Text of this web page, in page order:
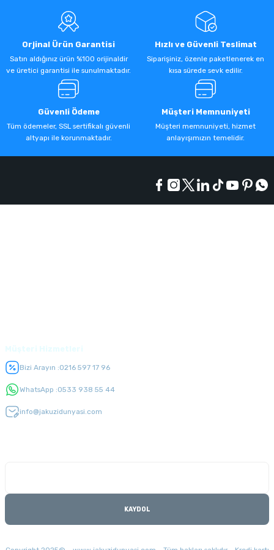
Orjinal Ürün Garantisi
Satın aldığınız ürün %100 orijinaldir
ve üretici garantisi ile sunulmaktadır.
Hızlı ve Güvenli Teslimat
Siparişiniz, özenle paketlenerek en
kısa sürede sevk edilir.
Güvenli Ödeme
Tüm ödemeler, SSL sertifikalı güvenli
altyapı ile korunmaktadır.
Müşteri Memnuniyeti
Müşteri memnuniyeti, hizmet
anlayışımızın temelidir.
Bizi Arayın :0216 597 17 96
WhatsApp :0533 938 55 44
info@jakuzidunyasi.com
KAYDOL